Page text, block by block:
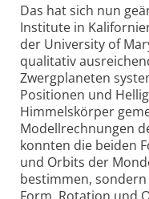
Das hat sich nun
Institute in
der University of
qualitativ
Zwergplaneten
Positionen und
Himmelskörper
Modellrechnungen
konnten die beiden
und Orbits der
bestimmen,